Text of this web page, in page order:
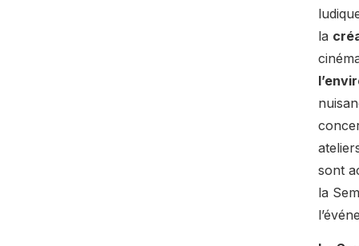
la
sont
la